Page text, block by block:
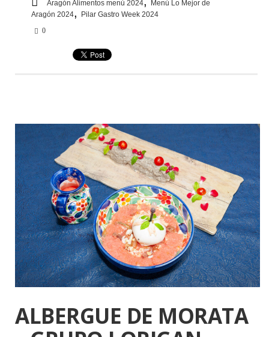
Aragón Alimentos menú 2024
Menú Lo Mejor de
Aragón 2024,
Pilar Gastro Week 2024
0
ALBERGUE DE MORATA